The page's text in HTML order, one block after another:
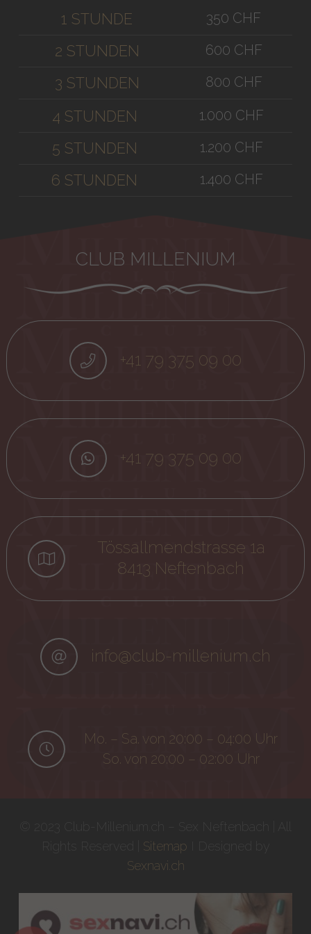
1 STUNDE 350 CHF
2 STUNDEN 600 CHF
3 STUNDEN 800 CHF
4 STUNDEN 1.000 CHF
5 STUNDEN 1.200 CHF
6 STUNDEN 1.400 CHF
CLUB MILLENIUM
+41 79 375 09 00
+41 79 375 09 00
Tössallmendstrasse 1a
8413 Neftenbach
info@club-millenium.ch
Mo. – Sa. von 20:00 – 04:00 Uhr
So. von 20:00 – 02:00 Uhr
Sitemap
Sexnavi.ch